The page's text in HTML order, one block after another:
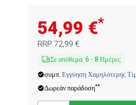
54,99 €*
RRP 72,99 €
Σε απόθεμα: 6 - 8 Ημέρες
συμπ. Εγγύηση Χαμηλότερης
Δωρεάν παράδοση**